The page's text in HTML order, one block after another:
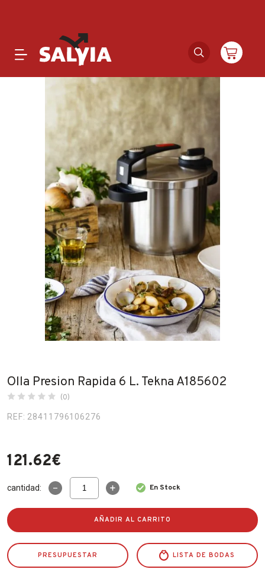
Productos
Novedades
Outlet
Ofertas
Marcas
Catálogos
Fabricantes
Conócenos
Contacto
Olla Presion Rapida 6 L. Tekna A185602
(0)
REF: 28411796106276
121.62€
cantidad:
Olla
Presion
Tekna
A185602
cantidad
En Stock
AÑADIR AL CARRITO
PRESUPUESTAR LISTA DE BODAS